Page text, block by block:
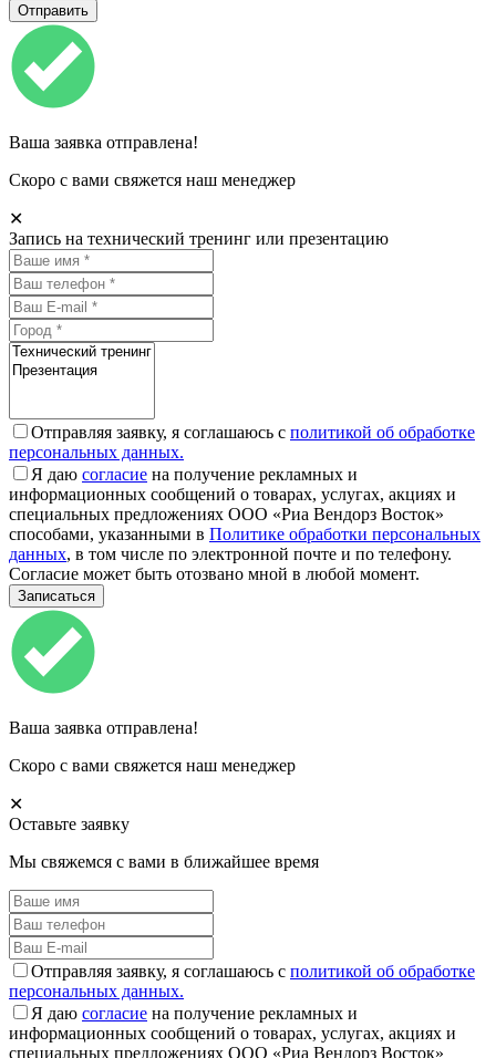
Ваша заявка отправлена!
Скоро с вами свяжется наш менеджер
✕
Запись на технический тренинг или презентацию
Отправляя заявку, я соглашаюсь с политикой об обработке
персональных данных.
Я даю согласие на получение рекламных и
информационных сообщений о товарах, услугах, акциях и
специальных предложениях ООО «Риа Вендорз Восток»
способами, указанными в Политике обработки персональных
данных, в том числе по электронной почте и по телефону.
Согласие может быть отозвано мной в любой момент.
Ваша заявка отправлена!
Скоро с вами свяжется наш менеджер
✕
Оставьте заявку
Мы свяжемся с вами в ближайшее время
Отправляя заявку, я соглашаюсь с политикой об обработке
персональных данных.
Я даю согласие на получение рекламных и
информационных сообщений о товарах, услугах, акциях и
специальных предложениях ООО «Риа Вендорз Восток»